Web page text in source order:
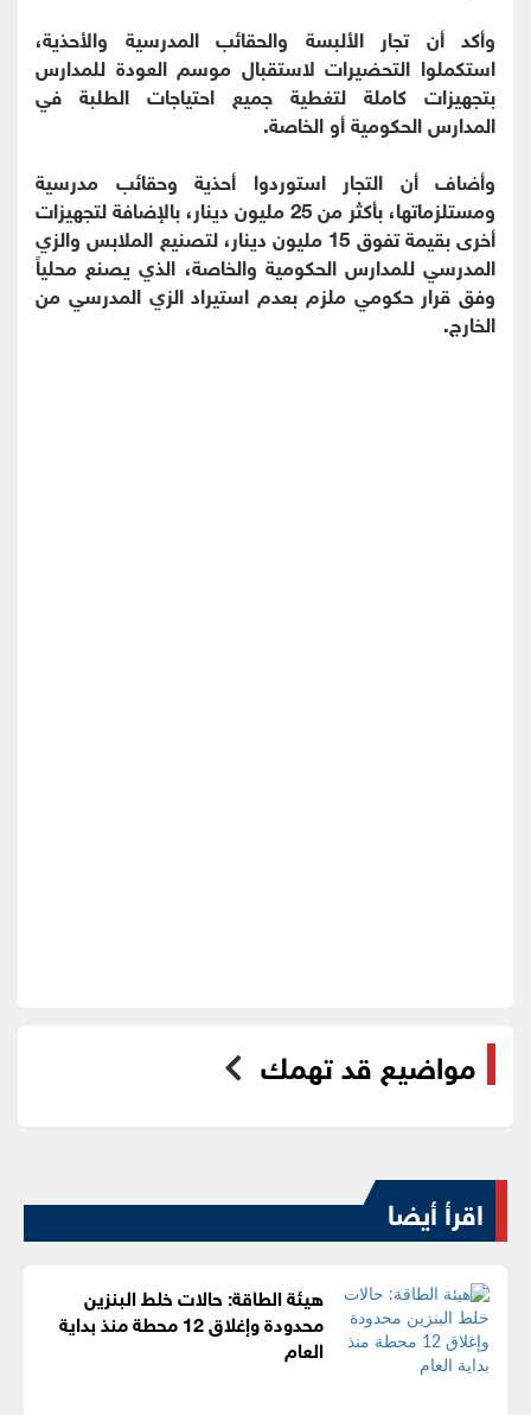
وأكد أن تجار الألبسة والحقائب المدرسية والأحذية،
استكملوا التحضيرات لاستقبال موسم العودة للمدارس
بتجهيزات كاملة لتغطية جميع احتياجات الطلبة في
المدارس الحكومية أو الخاصة.
وأضاف أن التجار استوردوا أحذية وحقائب مدرسية
ومستلزماتها، بأكثر من 25 مليون دينار، بالإضافة لتجهيزات
أخرى بقيمة تفوق 15 مليون دينار، لتصنيع الملابس والزي
المدرسي للمدارس الحكومية والخاصة، الذي يصنع محلياً
وفق قرار حكومي ملزم بعدم استيراد الزي المدرسي من
الخارج.
مواضيع قد تهمك
اقرأ أيضا
هيئة الطاقة: حالات خلط البنزين
محدودة وإغلاق 12 محطة منذ بداية
العام